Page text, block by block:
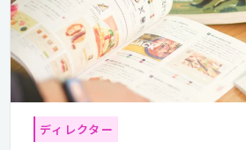
ディレクター